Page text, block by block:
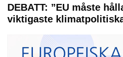
DEBATT: ”EU måste
viktigaste